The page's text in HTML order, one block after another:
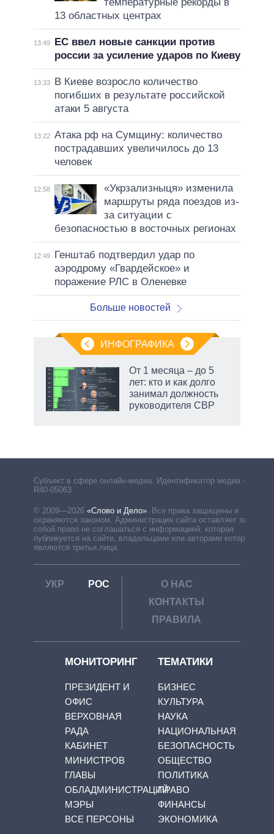
температурные рекорды в
13 областных центрах
13:49
ЕС ввел новые санкции против
россии за усиление ударов по Киеву
13:33
В Киеве возросло количество
погибших в результате российской
атаки 5 августа
13:22 Атака рф на Сумщину: количество
пострадавших увеличилось до 13
человек
12:58
«Укрзализныця» изменила
маршруты ряда поездов из-
за ситуации с
безопасностью в восточных регионах
12:49
Генштаб подтвердил удар по
аэродрому «Гвардейское» и
поражение РЛС в Оленевке
Больше новостей
ИНФОГРАФИКА
От 1 месяца – до 5
лет: кто и как долго
занимал должность
руководителя СВР
Субъект в сфере онлайн-медиа. Идентификатор медиа –
R40-05063
© 2009—2026 «Слово и Дело». Все права защищены и
охраняются законом. Администрация сайта оставляет за
собой право не соглашаться с информацией, которая
публикуется на сайте, владельцами или авторами которой
являются третьи лица.
УКР РОС
О НАС
КОНТАКТЫ
ПРАВИЛА
МОНИТОРИНГ
ПРЕЗИДЕНТ И
ОФИС
ВЕРХОВНАЯ
РАДА
КАБИНЕТ
МИНИСТРОВ
ГЛАВЫ
ОБЛАДМИНИСТРАЦИЙ
МЭРЫ
ВСЕ ПЕРСОНЫ
ТЕМАТИКИ
БИЗНЕС
КУЛЬТУРА
НАУКА
НАЦИОНАЛЬНАЯ
БЕЗОПАСНОСТЬ
ОБЩЕСТВО
ПОЛИТИКА
ПРАВО
ФИНАНСЫ
ЭКОНОМИКА